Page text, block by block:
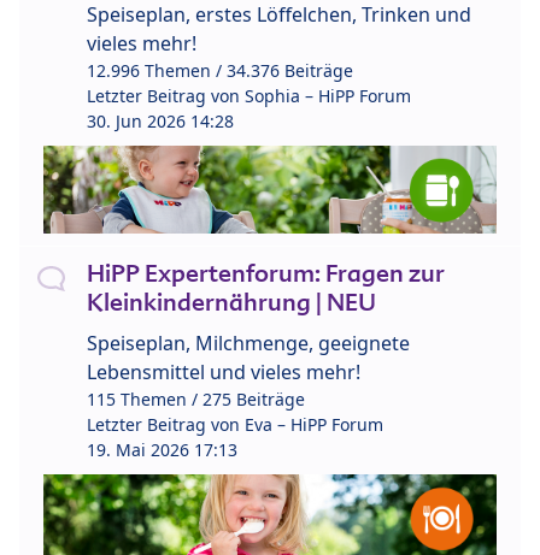
Speiseplan, erstes Löffelchen, Trinken und
vieles mehr!
12.996 Themen / 34.376 Beiträge
Letzter Beitrag von Sophia – HiPP Forum
30. Jun 2026 14:28
HiPP Expertenforum: Fragen zur
Kleinkindernährung | NEU
Speiseplan, Milchmenge, geeignete
Lebensmittel und vieles mehr!
115 Themen / 275 Beiträge
Letzter Beitrag von Eva – HiPP Forum
19. Mai 2026 17:13